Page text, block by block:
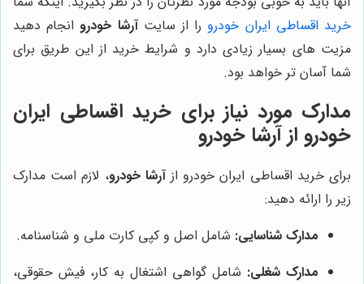
خرید اقساطی ایران خودرو را از سایتآرشا خودروانجام دهید
مزیت های بسیار زیادی دارد و شرایط خرید از این طریق برای
شما آسان تر خواهد بود.
مدارک مورد نیاز برای خرید اقساطی ایران
خودرو از آرشا خودرو
برای خرید اقساطی ایران خودرو ازآرشا خودرو، لازم است مدارک
زیر را ارائه دهید:
مدارک شناسایی: شامل اصل و کپی کارت ملی و شناسنامه.
مدارک شغلی: شامل گواهی اشتغال به کار، فیش حقوقی،